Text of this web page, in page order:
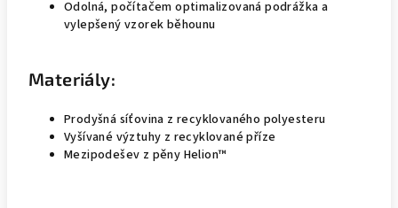
Odolná, počítačem optimalizovaná podrážka a
vylepšený vzorek běhounu
Materiály:
Prodyšná síťovina z recyklovaného polyesteru
Vyšívané výztuhy z recyklované příze
Mezipodešev z pěny Helion™